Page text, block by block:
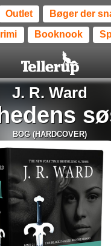
Outlet Bøger der
Booknook
J. R. Ward
BOG (HARDCOVER)